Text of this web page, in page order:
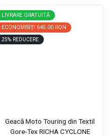
LIVRARE GRATUITĂ
ECONOMISIȚI 645.00 RON
25% REDUCERE
Geacă Moto Touring din Textil
Gore-Tex RICHA CYCLONE